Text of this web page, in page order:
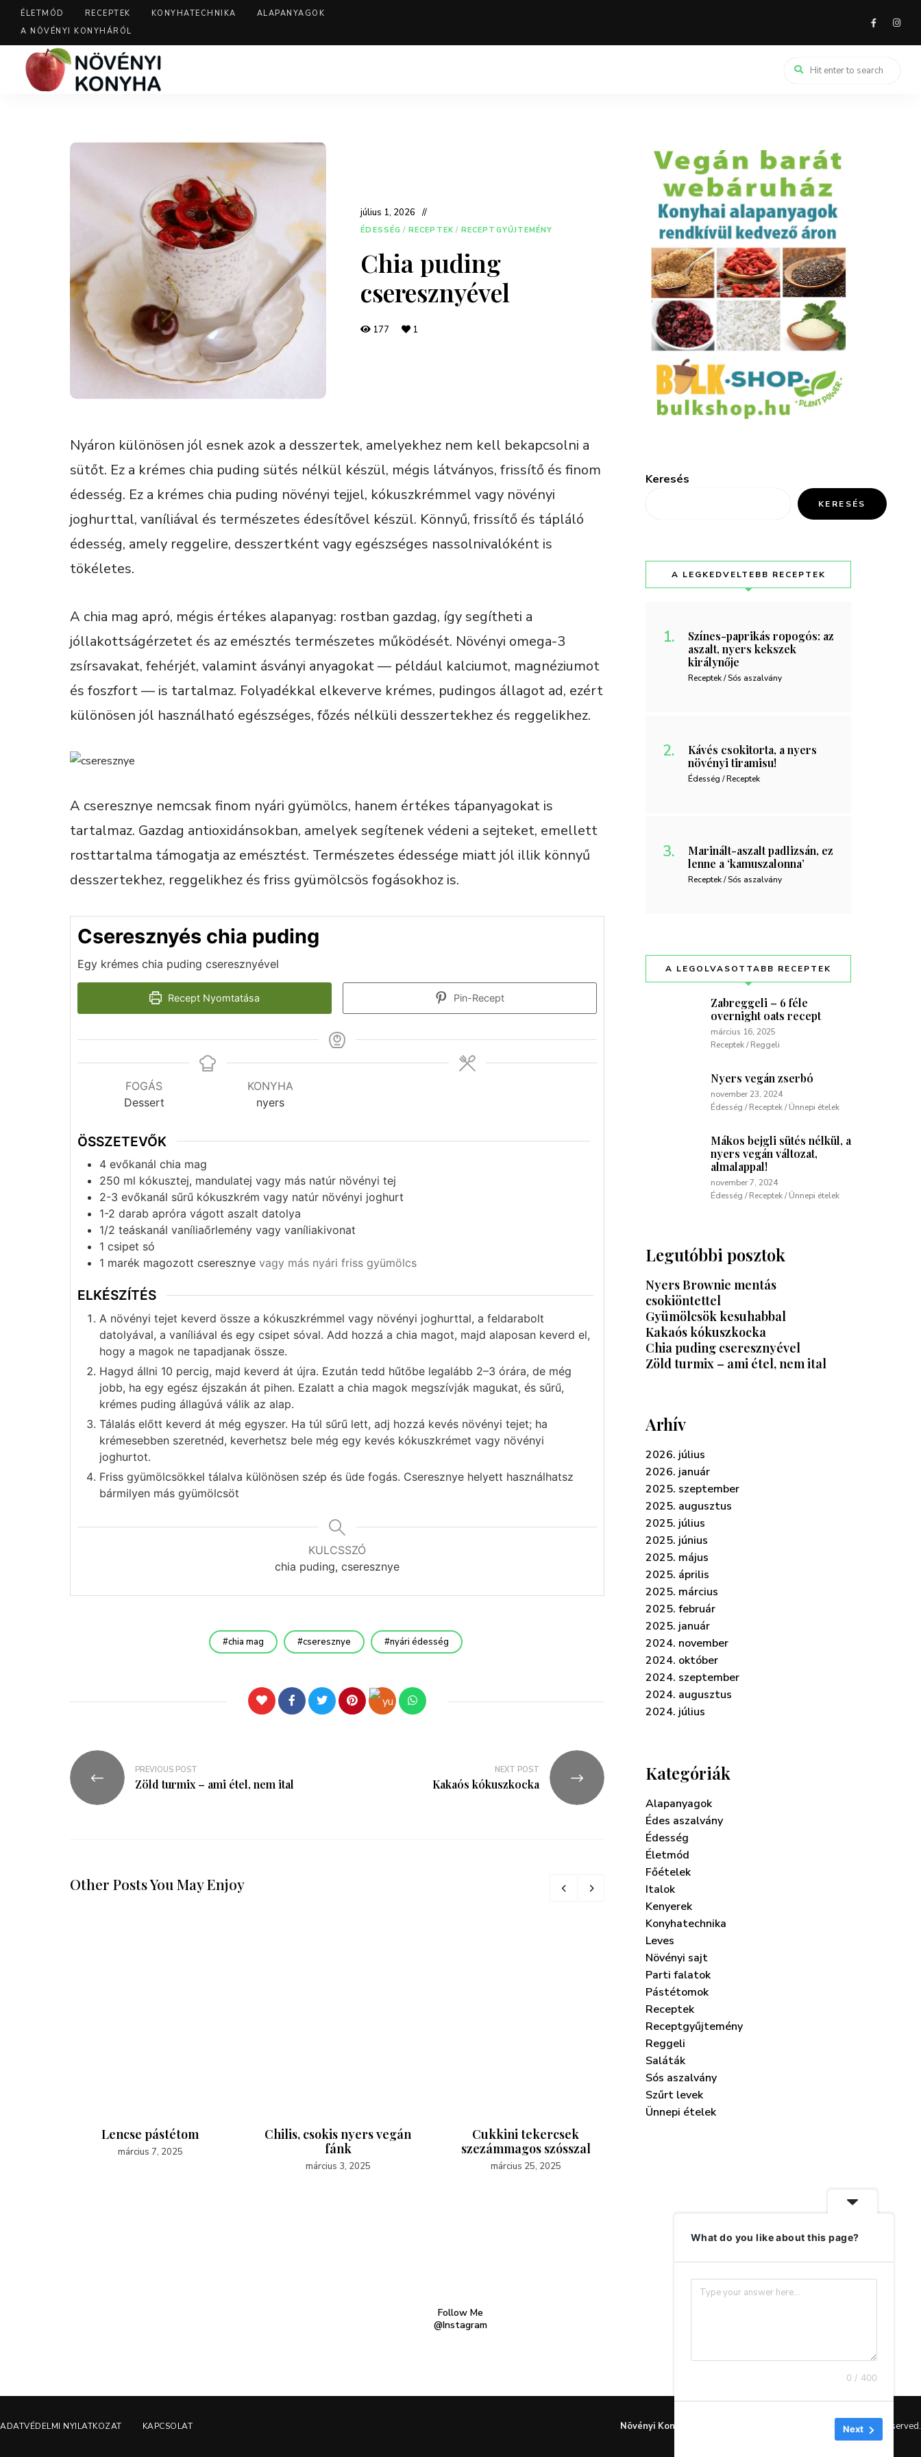
ÉLETMÓD RECEPTEK KONYHATECHNIKA
ALAPANYAGOK
A NÖVÉNYI KONYHÁRÓL
július 1, 2026
ÉDESSÉG / RECEPTEK / RECEPTGYŰJTEMÉNY
Chia puding
cseresznyével
177 1
Nyáron különösen jól esnek azok a desszertek, amelyekhez nem kell bekapcsolni a
sütőt. Ez a krémes chia puding sütés nélkül készül, mégis látványos, frissítő és finom
édesség. Ez a krémes chia puding növényi tejjel, kókuszkrémmel vagy növényi
joghurttal, vaníliával és természetes édesítővel készül. Könnyű, frissítő és tápláló
édesség, amely reggelire, desszertként vagy egészséges nassolnivalóként is
tökéletes.
A chia mag apró, mégis értékes alapanyag: rostban gazdag, így segítheti a
jóllakottságérzetet és az emésztés természetes működését. Növényi omega-3
zsírsavakat, fehérjét, valamint ásványi anyagokat — például kalciumot, magnéziumot
és foszfort — is tartalmaz. Folyadékkal elkeverve krémes, pudingos állagot ad, ezért
különösen jól használható egészséges, főzés nélküli desszertekhez és reggelikhez.
A cseresznye nemcsak finom nyári gyümölcs, hanem értékes tápanyagokat is
tartalmaz. Gazdag antioxidánsokban, amelyek segítenek védeni a sejteket, emellett
rosttartalma támogatja az emésztést. Természetes édessége miatt jól illik könnyű
desszertekhez, reggelikhez és friss gyümölcsös fogásokhoz is.
Cseresznyés chia puding
Egy krémes chia puding cseresznyével
Recept Nyomtatása Pin-Recept
FOGÁS
Dessert
KONYHA
nyers
ÖSSZETEVŐK
4 evőkanál chia mag
250 ml kókusztej, mandulatej vagy más natúr növényi tej
2-3 evőkanál sűrű kókuszkrém vagy natúr növényi joghurt
1-2 darab apróra vágott aszalt datolya
1/2 teáskanál vaníliaőrlemény vagy vaníliakivonat
1 csipet só
1 marék magozott cseresznye vagy más nyári friss gyümölcs
ELKÉSZÍTÉS
A növényi tejet keverd össze a kókuszkrémmel vagy növényi joghurttal, a feldarabolt
datolyával, a vaníliával és egy csipet sóval. Add hozzá a chia magot, majd alaposan keverd el,
hogy a magok ne tapadjanak össze.
Hagyd állni 10 percig, majd keverd át újra. Ezután tedd hűtőbe legalább 2–3 órára, de még
jobb, ha egy egész éjszakán át pihen. Ezalatt a chia magok megszívják magukat, és sűrű,
krémes puding állagúvá válik az alap.
Tálalás előtt keverd át még egyszer. Ha túl sűrű lett, adj hozzá kevés növényi tejet; ha
krémesebben szeretnéd, keverhetsz bele még egy kevés kókuszkrémet vagy növényi
joghurtot.
Friss gyümölcsökkel tálalva különösen szép és üde fogás. Cseresznye helyett használhatsz
bármilyen más gyümölcsöt
KULCSSZÓ
chia puding, cseresznye
chia mag cseresznye nyári édesség
PREVIOUS POST
Zöld turmix – ami étel, nem ital
NEXT POST
Kakaós kókuszkocka
Other Posts You May Enjoy
Lencse pástétom
március 7, 2025
Chilis, csokis nyers vegán
fánk
március 3, 2025
Cukkini tekercsek
szezámmagos szósszal
március 25, 2025
Keresés
KERESÉS
A LEGKEDVELTEBB RECEPTEK
Színes-paprikás ropogós: az
aszalt, nyers kekszek
királynője
Receptek / Sós aszalvány
Kávés csokitorta, a nyers
növényi tiramisu!
Édesség / Receptek
Marinált-aszalt padlizsán, ez
lenne a ‘kamuszalonna’
Receptek / Sós aszalvány
A LEGOLVASOTTABB RECEPTEK
Zabreggeli – 6 féle
overnight oats recept
március 16, 2025
Receptek / Reggeli
Nyers vegán zserbó
november 23, 2024
Édesség / Receptek / Ünnepi ételek
Mákos bejgli sütés nélkül, a
nyers vegán változat,
almalappal!
november 7, 2024
Édesség / Receptek / Ünnepi ételek
Legutóbbi posztok
Nyers Brownie mentás
csokiöntettel
Gyümölcsök kesuhabbal
Kakaós kókuszkocka
Chia puding cseresznyével
Zöld turmix – ami étel, nem ital
Arhív
2026. július
2026. január
2025. szeptember
2025. augusztus
2025. július
2025. június
2025. május
2025. április
2025. március
2025. február
2025. január
2024. november
2024. október
2024. szeptember
2024. augusztus
2024. július
Kategóriák
Alapanyagok
Édes aszalvány
Édesség
Életmód
Főételek
Italok
Kenyerek
Konyhatechnika
Leves
Növényi sajt
Parti falatok
Pástétomok
Receptek
Receptgyűjtemény
Reggeli
Saláták
Sós aszalvány
Szűrt levek
Ünnepi ételek
Follow Me
@Instagram
ADATVÉDELMI NYILATKOZAT KAPCSOLAT Növényi Konyha by Lénárt Gitta © Copyright 2024. All rights reserved.
What do you like about this page?
0 / 400
Next